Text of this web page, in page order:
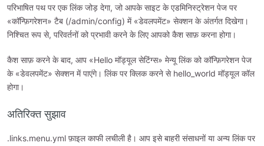
परिभाषित पथ पर एक लिंक जोड़ देगा, जो आपके साइट के एडमिनिस्ट्रेशन पेज पर
«कॉन्फ़िगरेशन» टैब (/admin/config) में «डेवलपमेंट» सेक्शन के अंतर्गत दिखेगा।
निश्चित रूप से, परिवर्तनों को प्रभावी करने के लिए आपको कैश साफ़ करना होगा।
कैश साफ़ करने के बाद, आप «Hello मॉड्यूल सेटिंग्स» मेन्यू लिंक को कॉन्फ़िगरेशन पेज
के «डेवलपमेंट» सेक्शन में पाएंगे। लिंक पर क्लिक करने से hello_world मॉड्यूल कॉल
होगा।
अतिरिक्त सुझाव
.links.menu.yml फ़ाइल काफी लचीली है। आप इसे बाहरी संसाधनों या अन्य लिंक पर